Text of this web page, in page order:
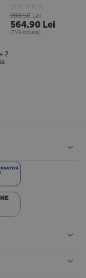
998.50 Lei
564.90 Lei
(TVA inclusa)
2